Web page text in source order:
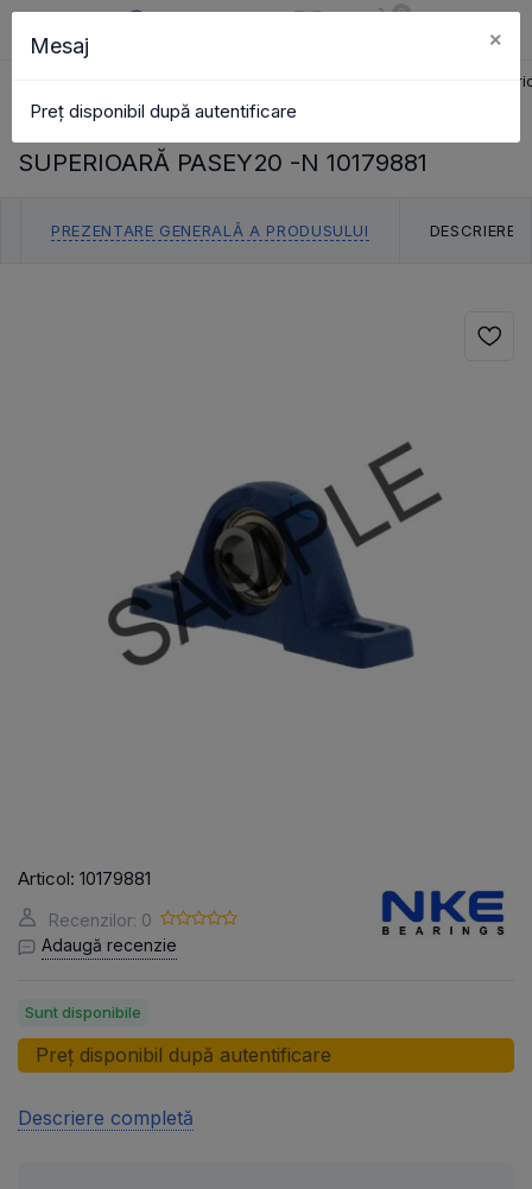
0
carcasă crapodină
SUPERIOARĂ PASEY20 -N 10179881
PREZENTARE GENERALĂ A PRODUSULUI DESCRIERE
Articol: 10179881
Recenzilor: 0
Adaugă recenzie
Sunt disponibile
Preț disponibil după autentificare
Descriere completă
Mesaj ×
Preț disponibil după autentificare